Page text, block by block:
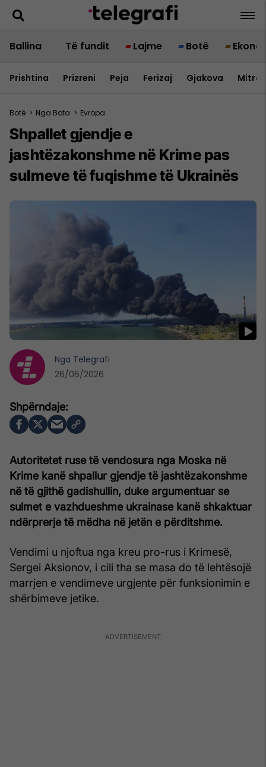
Ballina Të fundit Lajme Botë
Prishtina Prizreni Peja Ferizaj Gjakova
Botë > Nga Bota > Evropa
Shpallet gjendje e
jashtëzakonshme në Krime pas
sulmeve të fuqishme të Ukrainës
Autoritetet ruse të vendosura nga Moska në
Krime kanë shpallur gjendje të jashtëzakonshme
në të gjithë gadishullin, duke argumentuar se
sulmet e vazhdueshme ukrainase kanë shkaktuar
ndërprerje të mëdha në jetën e përditshme.
Vendimi u njoftua nga kreu pro-rus i Krimesë,
Sergei Aksionov, i cili tha se masa do të lehtësojë
marrjen e vendimeve urgjente për funksionimin e
shërbimeve jetike.
Nga Telegrafi
26/06/2026